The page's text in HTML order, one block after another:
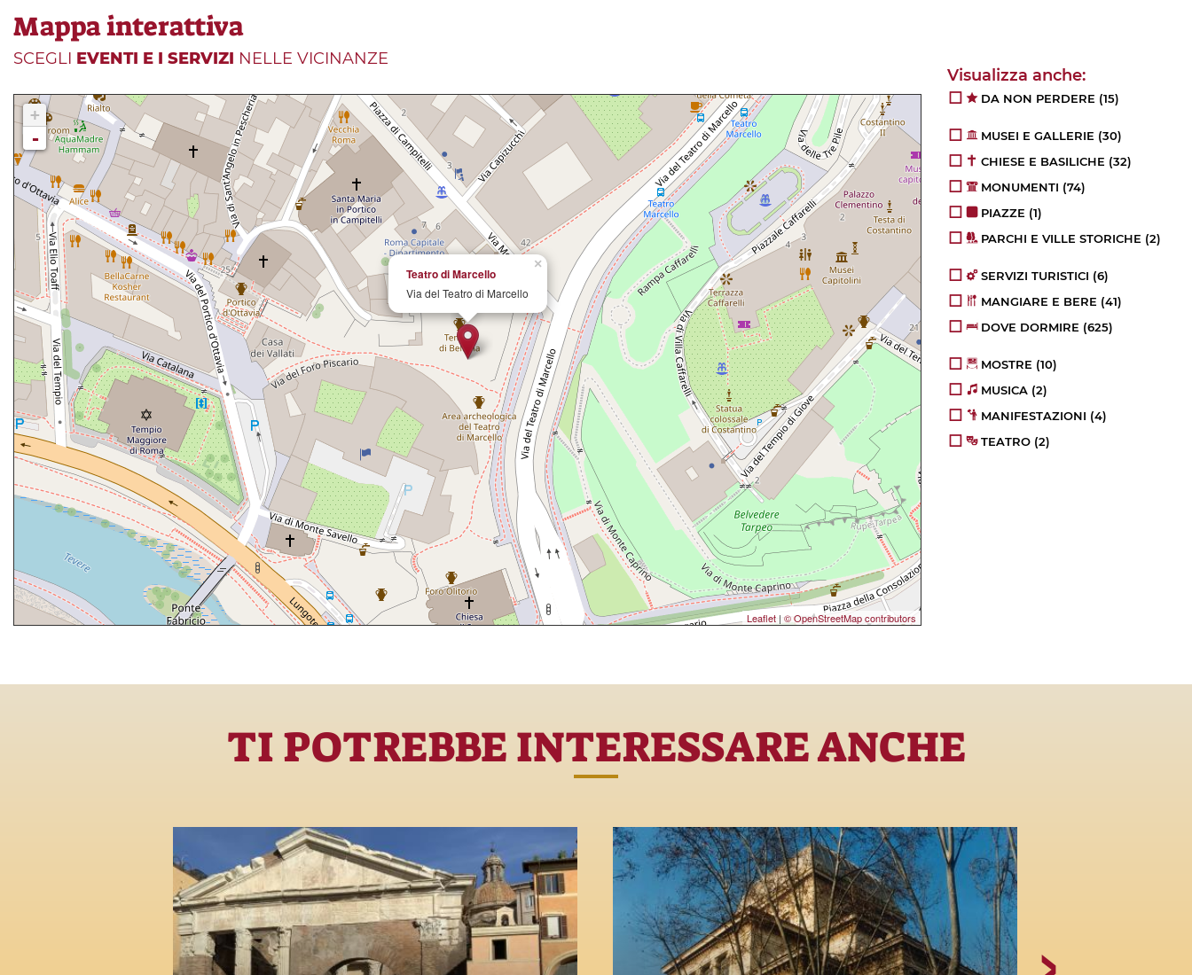
Mappa interattiva
SCEGLI EVENTI E I SERVIZI NELLE VICINANZE
×
Teatro di Marcello
Via del Teatro di Marcello
+
-
Leaflet | © OpenStreetMap contributors
DA NON PERDERE (15)
MUSEI E GALLERIE (30)
CHIESE E BASILICHE (32)
MONUMENTI (74)
PIAZZE (1)
PARCHI E VILLE STORICHE (2)
SERVIZI TURISTICI (6)
MANGIARE E BERE (41)
DOVE DORMIRE (625)
MOSTRE (10)
MUSICA (2)
MANIFESTAZIONI (4)
TEATRO (2)
TI POTREBBE INTERESSARE ANCHE